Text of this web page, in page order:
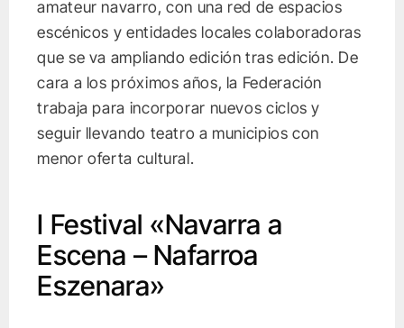
amateur navarro, con una red de espacios
escénicos y entidades locales colaboradoras
que se va ampliando edición tras edición. De
cara a los próximos años, la Federación
trabaja para incorporar nuevos ciclos y
seguir llevando teatro a municipios con
menor oferta cultural.
I Festival «Navarra a
Escena – Nafarroa
Eszenara»